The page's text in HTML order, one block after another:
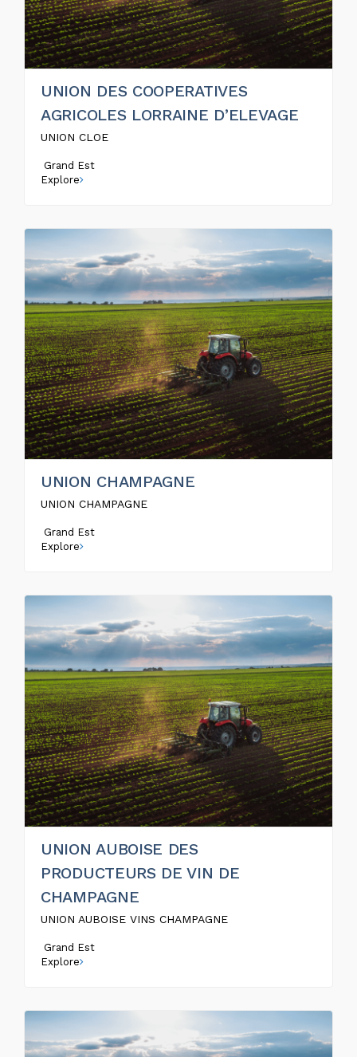
UNION DES COOPERATIVES
AGRICOLES LORRAINE D’ELEVAGE
UNION CLOE
Grand Est
Explore
UNION CHAMPAGNE
UNION CHAMPAGNE
Grand Est
Explore
UNION AUBOISE DES
PRODUCTEURS DE VIN DE
CHAMPAGNE
UNION AUBOISE VINS CHAMPAGNE
Grand Est
Explore